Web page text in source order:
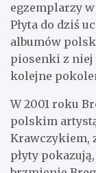
egzemplarzy
Płyta do dziś
albumów
piosenki z niej
kolejne
W 2001 roku
polskim
Krawczykiem,
płyty